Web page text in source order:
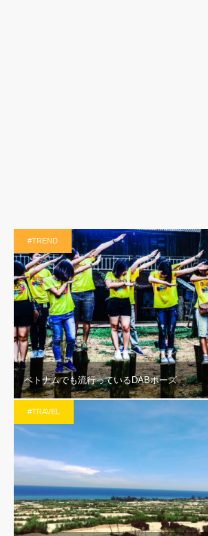
#TREND
ベトナムでも流行っているDABポーズ
#TRAVEL